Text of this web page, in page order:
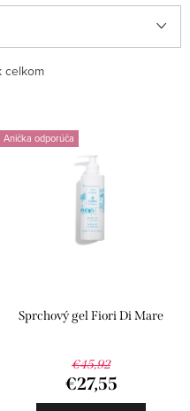
Anička odporúča
Sprchový gel Fiori Di Mare
€45,92
€27,55